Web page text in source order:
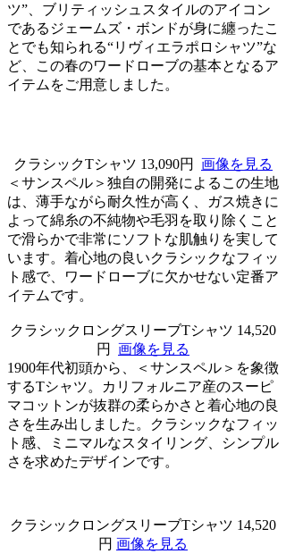
ツ”、ブリティッシュスタイルのアイコン
であるジェームズ・ボンドが身に纏ったこ
とでも知られる“リヴィエラポロシャツ”な
ど、この春のワードローブの基本となるア
イテムをご用意しました。
クラシックTシャツ 13,090円 画像を見る
＜サンスペル＞独自の開発によるこの生地
は、薄手ながら耐久性が高く、ガス焼きに
よって綿糸の不純物や毛羽を取り除くこと
で滑らかで非常にソフトな肌触りを実して
います。着心地の良いクラシックなフィッ
ト感で、ワードローブに欠かせない定番ア
イテムです。
クラシックロングスリーブTシャツ 14,520
円 画像を見る
1900年代初頭から、＜サンスペル＞を象徴
するTシャツ。カリフォルニア産のスーピ
マコットンが抜群の柔らかさと着心地の良
さを生み出しました。クラシックなフィッ
ト感、ミニマルなスタイリング、シンプル
さを求めたデザインです。
クラシックロングスリーブTシャツ 14,520
円 画像を見る